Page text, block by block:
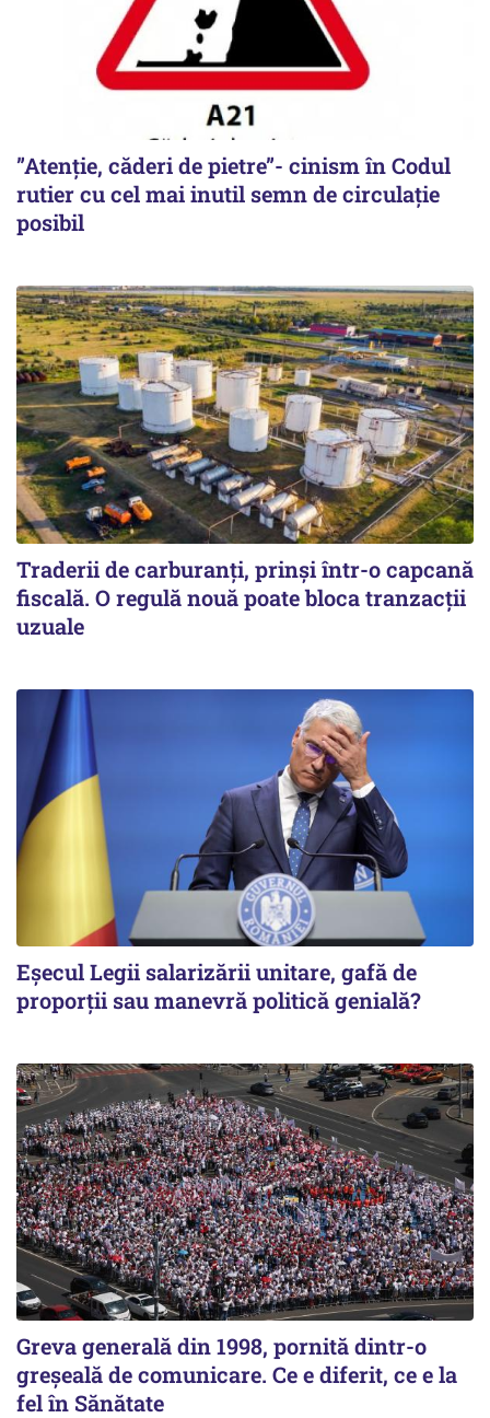
”Atenție, căderi de pietre”- cinism în Codul
rutier cu cel mai inutil semn de circulație
posibil
Traderii de carburanți, prinși într-o capcană
fiscală. O regulă nouă poate bloca tranzacții
uzuale
Eșecul Legii salarizării unitare, gafă de
proporții sau manevră politică genială?
Greva generală din 1998, pornită dintr-o
greșeală de comunicare. Ce e diferit, ce e la
fel în Sănătate